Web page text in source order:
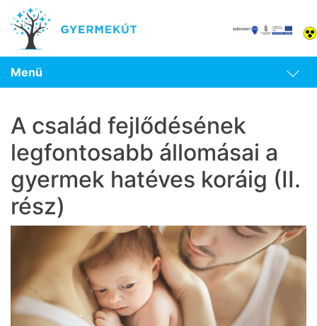
Menü
A család fejlődésének
legfontosabb állomásai a
gyermek hatéves koráig (II.
rész)